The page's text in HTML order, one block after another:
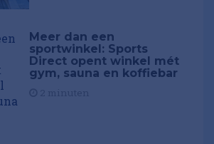
Meer dan een
sportwinkel: Sports
Direct opent winkel mét
gym, sauna en koffiebar